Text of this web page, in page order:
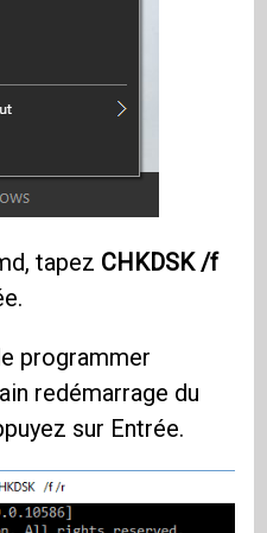
tapez CHKDSK /f
programmer
redémarrage du
sur Entrée.